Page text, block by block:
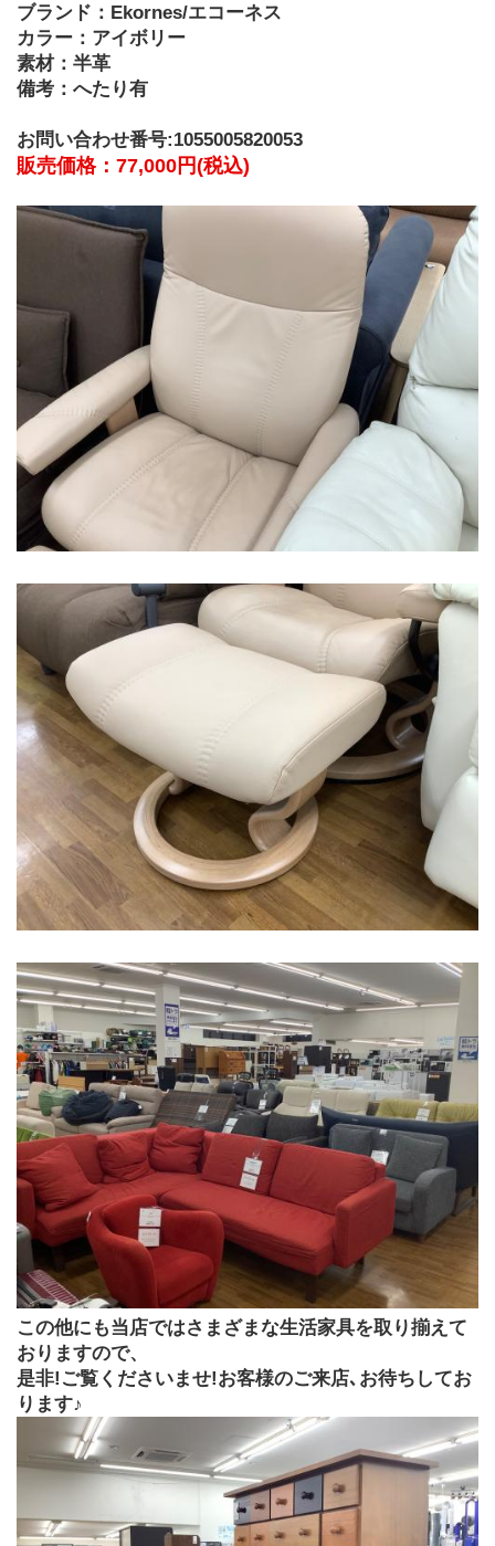
ブランド：Ekornes/エコーネス
カラー：アイボリー
素材：半革
備考：へたり有
お問い合わせ番号:1055005820053
販売価格：77,000円(税込)
この他にも当店ではさまざまな生活家具を取り揃えて
おりますので、
是非!ご覧くださいませ!お客様のご来店､お待ちしてお
ります♪